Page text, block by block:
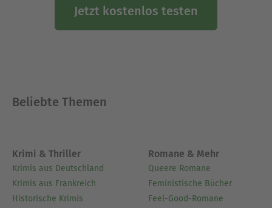
Jetzt kostenlos testen
Beliebte Themen
Krimi & Thriller
Krimis aus Deutschland
Krimis aus Frankreich
Historische Krimis
Romane & Mehr
Queere Romane
Feministische Bücher
Feel-Good-Romane